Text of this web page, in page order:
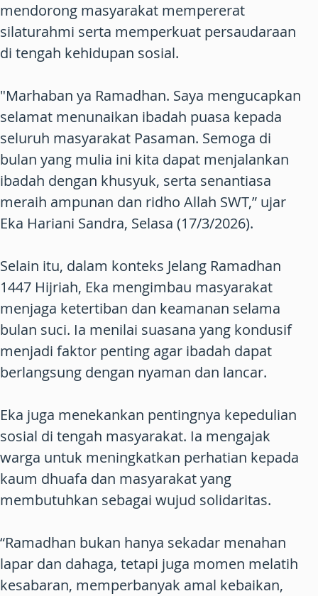
mendorong masyarakat mempererat
silaturahmi serta memperkuat persaudaraan
di tengah kehidupan sosial.
"Marhaban ya Ramadhan. Saya mengucapkan
selamat menunaikan ibadah puasa kepada
seluruh masyarakat Pasaman. Semoga di
bulan yang mulia ini kita dapat menjalankan
ibadah dengan khusyuk, serta senantiasa
meraih ampunan dan ridho Allah SWT,” ujar
Eka Hariani Sandra, Selasa (17/3/2026).
Selain itu, dalam konteks Jelang Ramadhan
1447 Hijriah, Eka mengimbau masyarakat
menjaga ketertiban dan keamanan selama
bulan suci. Ia menilai suasana yang kondusif
menjadi faktor penting agar ibadah dapat
berlangsung dengan nyaman dan lancar.
Eka juga menekankan pentingnya kepedulian
sosial di tengah masyarakat. Ia mengajak
warga untuk meningkatkan perhatian kepada
kaum dhuafa dan masyarakat yang
membutuhkan sebagai wujud solidaritas.
“Ramadhan bukan hanya sekadar menahan
lapar dan dahaga, tetapi juga momen melatih
kesabaran, memperbanyak amal kebaikan,